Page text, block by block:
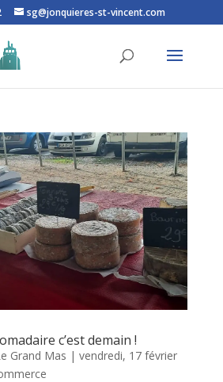
sg@jonquieres-st-vincent.com
c’est demain !
Grand Mas | vendredi, 17 février